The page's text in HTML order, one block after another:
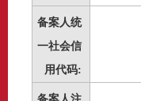
备案人统
一社会信
用代码: